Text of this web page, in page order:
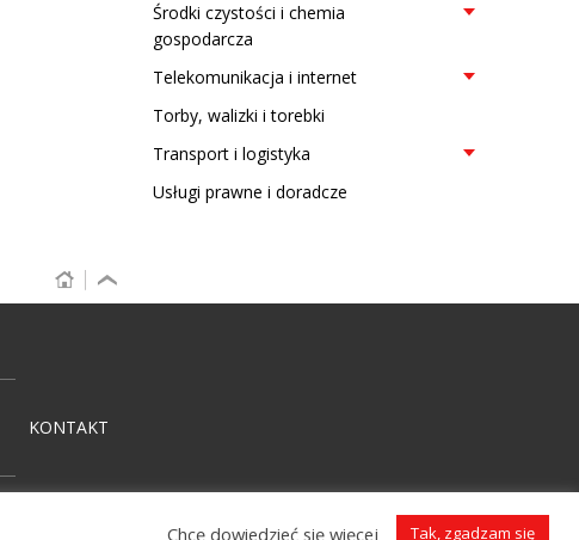
Środki czystości i chemia
gospodarcza
Telekomunikacja i internet
Torby, walizki i torebki
Transport i logistyka
Usługi prawne i doradcze
KONTAKT
Chcę dowiedzieć się więcej Tak, zgadzam się